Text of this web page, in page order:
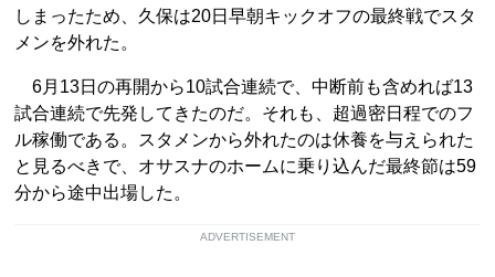
しまったため、久保は20日早朝キックオフの最終戦でスタ
メンを外れた。
6月13日の再開から10試合連続で、中断前も含めれば13
試合連続で先発してきたのだ。それも、超過密日程でのフ
ル稼働である。スタメンから外れたのは休養を与えられた
と見るべきで、オサスナのホームに乗り込んだ最終節は59
分から途中出場した。
ADVERTISEMENT